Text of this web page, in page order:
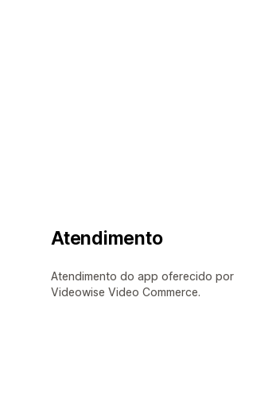
Atendimento
Atendimento do app oferecido por
Videowise Video Commerce.